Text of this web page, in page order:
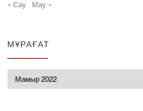
« Сәу
Мау »
МҰРАҒАТ